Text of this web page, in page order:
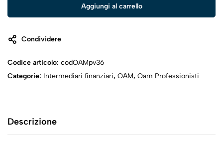
Aggiungi al carrello
Condividere
Codice articolo: codOAMpv36
Categorie: Intermediari finanziari, OAM, Oam Professionisti
Descrizione